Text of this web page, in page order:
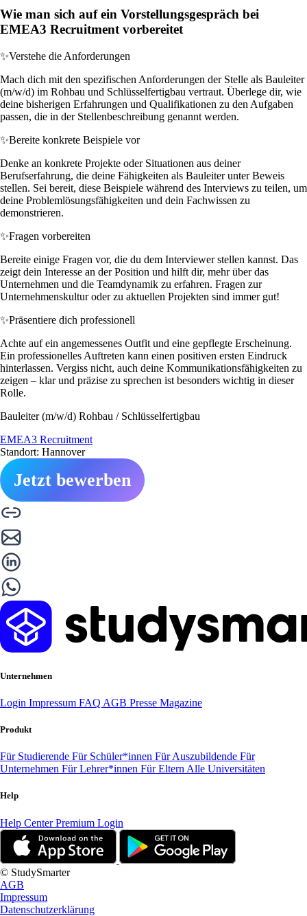
Wie man sich auf ein Vorstellungsgespräch bei
EMEA3 Recruitment vorbereitet
✨Verstehe die Anforderungen
Mach dich mit den spezifischen Anforderungen der Stelle als Bauleiter
(m/w/d) im Rohbau und Schlüsselfertigbau vertraut. Überlege dir, wie
deine bisherigen Erfahrungen und Qualifikationen zu den Aufgaben
passen, die in der Stellenbeschreibung genannt werden.
✨Bereite konkrete Beispiele vor
Denke an konkrete Projekte oder Situationen aus deiner
Berufserfahrung, die deine Fähigkeiten als Bauleiter unter Beweis
stellen. Sei bereit, diese Beispiele während des Interviews zu teilen, um
deine Problemlösungsfähigkeiten und dein Fachwissen zu
demonstrieren.
✨Fragen vorbereiten
Bereite einige Fragen vor, die du dem Interviewer stellen kannst. Das
zeigt dein Interesse an der Position und hilft dir, mehr über das
Unternehmen und die Teamdynamik zu erfahren. Fragen zur
Unternehmenskultur oder zu aktuellen Projekten sind immer gut!
✨Präsentiere dich professionell
Achte auf ein angemessenes Outfit und eine gepflegte Erscheinung.
Ein professionelles Auftreten kann einen positiven ersten Eindruck
hinterlassen. Vergiss nicht, auch deine Kommunikationsfähigkeiten zu
zeigen – klar und präzise zu sprechen ist besonders wichtig in dieser
Rolle.
Bauleiter (m/w/d) Rohbau / Schlüsselfertigbau
EMEA3 Recruitment
Standort: Hannover
Jetzt bewerben
Unternehmen
Login Impressum FAQ AGB Presse Magazine
Produkt
Für Studierende Für Schüler*innen Für Auszubildende Für
Unternehmen Für Lehrer*innen Für Eltern Alle Universitäten
Help
Help CenterPremium Login
© StudySmarter
AGB
Impressum
Datenschutzerklärung